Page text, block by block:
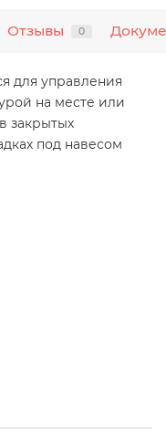
Отзывы 0
для управления
на месте или
закрытых
под навесом